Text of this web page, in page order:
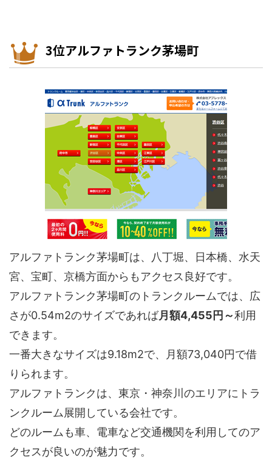
3位アルファトランク茅場町
アルファトランク茅場町は、八丁堀、日本橋、水天
宮、宝町、京橋方面からもアクセス良好です。
アルファトランク茅場町のトランクルームでは、広
さが0.54m2のサイズであれば月額4,455円～利用
できます。
一番大きなサイズは9.18m2で、月額73,040円で借
りられます。
アルファトランクは、東京・神奈川のエリアにトラ
ンクルーム展開している会社です。
どのルームも車、電車など交通機関を利用してのア
クセスが良いのが魅力です。